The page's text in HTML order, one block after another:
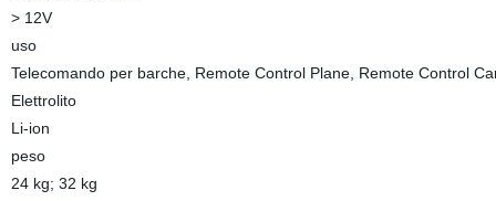
> 12V
uso
Telecomando per barche, Remote Control Plane, Remote Control
Elettrolito
Li-ion
peso
24 kg; 32 kg